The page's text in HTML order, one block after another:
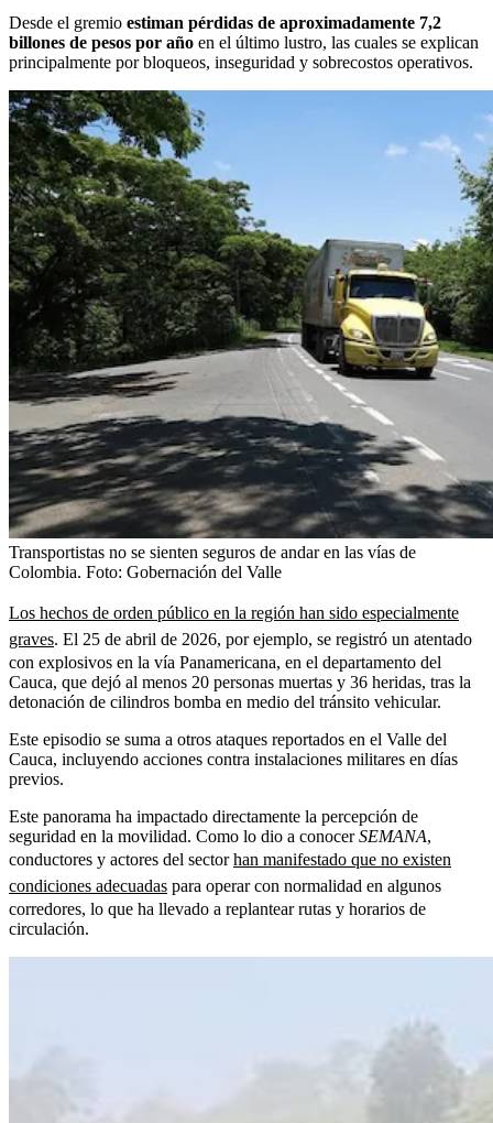
Desde el gremio estiman pérdidas de aproximadamente 7,2
billones de pesos por año en el último lustro, las cuales se explican
principalmente por bloqueos, inseguridad y sobrecostos operativos.
Transportistas no se sienten seguros de andar en las vías de
Colombia. Foto: Gobernación del Valle
Los hechos de orden público en la región han sido especialmente
graves. El 25 de abril de 2026, por ejemplo, se registró un atentado
con explosivos en la vía Panamericana, en el departamento del
Cauca, que dejó al menos 20 personas muertas y 36 heridas, tras la
detonación de cilindros bomba en medio del tránsito vehicular.
Este episodio se suma a otros ataques reportados en el Valle del
Cauca, incluyendo acciones contra instalaciones militares en días
previos.
Este panorama ha impactado directamente la percepción de
seguridad en la movilidad. Como lo dio a conocerSEMANA,
conductores y actores del sectorhan manifestado que no existen
condiciones adecuadas para operar con normalidad en algunos
corredores, lo que ha llevado a replantear rutas y horarios de
circulación.